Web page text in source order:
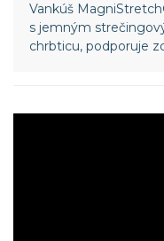
Vankúš
s jemným
chrbticu, podporuje